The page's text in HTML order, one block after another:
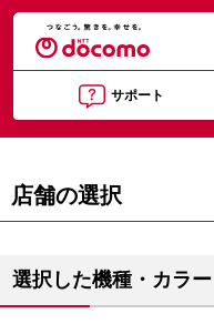
サポート
店舗の選択
選択した機種・カラー